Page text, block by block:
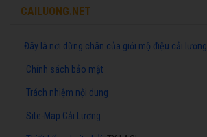
CAILUONG.NET
Đây là nơi dừng chân của giới mộ điệu cải lương
Chính sách bảo mật
Trách nhiệm nội dung
Site-Map Cải Lương